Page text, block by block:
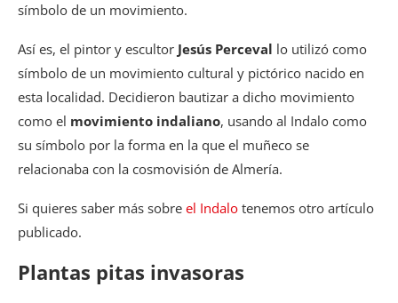
símbolo de un movimiento.
Así es, el pintor y escultor Jesús Perceval lo utilizó como
símbolo de un movimiento cultural y pictórico nacido en
esta localidad. Decidieron bautizar a dicho movimiento
como el movimiento indaliano, usando al Indalo como
su símbolo por la forma en la que el muñeco se
relacionaba con la cosmovisión de Almería.
Si quieres saber más sobre el Indalo tenemos otro artículo
publicado.
Plantas pitas invasoras